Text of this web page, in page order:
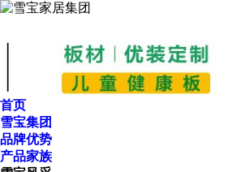
首页
雪宝集团
品牌优势
产品家族